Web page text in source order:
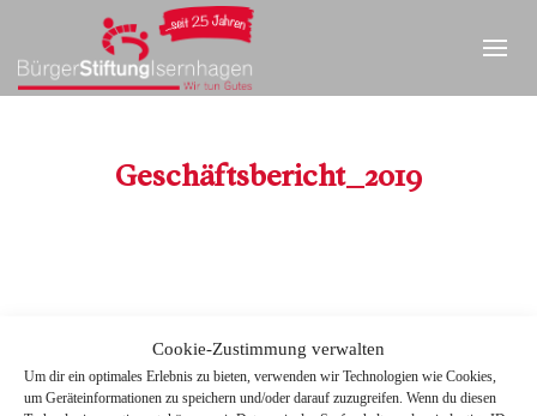
Cookie-Zustimmung verwalten
Um dir ein optimales Erlebnis zu bieten, verwenden wir Technologien wie Cookies,
um Geräteinformationen zu speichern und/oder darauf zuzugreifen. Wenn du diesen
Geschäftsbericht_2019
Geschäftsbericht_2019